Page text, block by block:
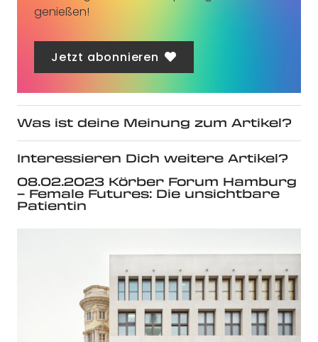
genießen!
Jetzt abonnieren
Was ist deine Meinung zum Artikel?
Interessieren Dich weitere Artikel?
08.02.2023 Körber Forum Hamburg
– Female Futures: Die unsichtbare
Patientin